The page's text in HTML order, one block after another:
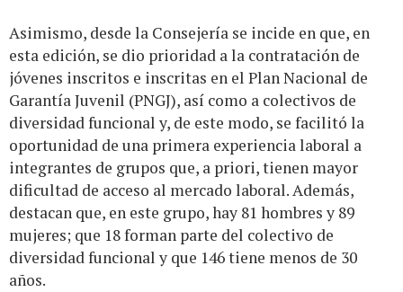
Asimismo, desde la Consejería se incide en que, en
esta edición, se dio prioridad a la contratación de
jóvenes inscritos e inscritas en el Plan Nacional de
Garantía Juvenil (PNGJ), así como a colectivos de
diversidad funcional y, de este modo, se facilitó la
oportunidad de una primera experiencia laboral a
integrantes de grupos que, a priori, tienen mayor
dificultad de acceso al mercado laboral. Además,
destacan que, en este grupo, hay 81 hombres y 89
mujeres; que 18 forman parte del colectivo de
diversidad funcional y que 146 tiene menos de 30
años.